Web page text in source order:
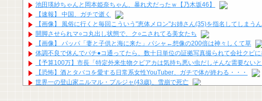
池田瑛紗ちゃんと岡本姫奈ちゃん、暴れ犬だったｗ【乃木坂46】
【速報】 中国、ガチで逝く
【画像】 風俗に行くと毎回こういう"恵体メロン"お姉さん(35)を指名してしまうん
開脚させられマ○コ丸出し状態で、ク○ニされてる美女たち
【画像】 パッパ「妻と子供と海に来た」パシャ←想像の200倍は神々しくて草
体調不良で休んでパチ●コ通ってたら、数十日単位の証拠写真撮られて会社クビに
【予算100万】市長「特定外来生物クビアカは気持ち悪い虫だしそんな需要な
【恐怖】酒とタバコを愛する日常系女性YouTuber、ガチで体が終わる・・・
世界一の登山家ニルマル・プルジャ(43歳)、雪崩で死亡